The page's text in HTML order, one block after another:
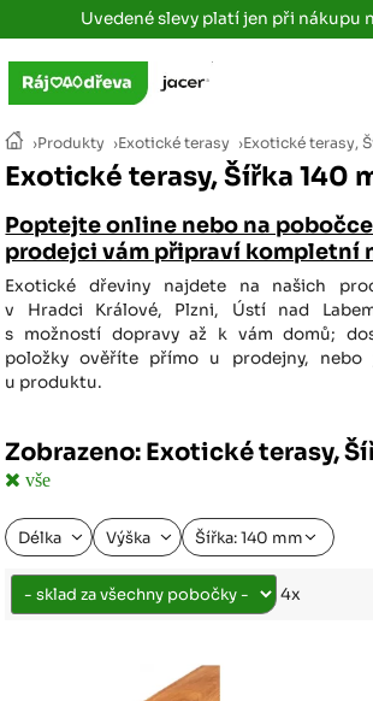
Uvedené slevy platí jen při nákupu
›Produkty ›Exotické terasy ›Exotické terasy,
Exotické terasy, Šířka 140
Poptejte online nebo na
prodejci vám připraví kompletní
Exotické dřeviny najdete na našich
v Hradci Králové, Plzni, Ústí nad
s možností dopravy až k vám domů;
položky ověříte přímo u prodejny, nebo
u produktu.
Zobrazeno: Exotické terasy,
vše
Délka Výška Šířka: 140 mm
4x